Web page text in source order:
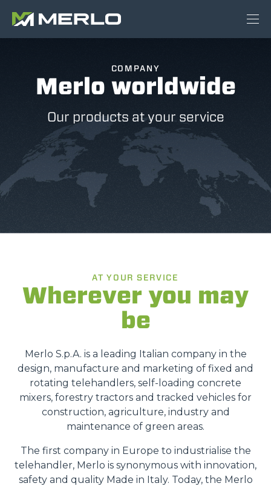
COMPANY
Merlo worldwide
Our products at your service
AT YOUR SERVICE
Wherever you may
be
Merlo S.p.A. is a leading Italian company in the
design, manufacture and marketing of fixed and
rotating telehandlers, self-loading concrete
mixers, forestry tractors and tracked vehicles for
construction, agriculture, industry and
maintenance of green areas.
The first company in Europe to industrialise the
telehandler, Merlo is synonymous with innovation,
safety and quality Made in Italy. Today, the Merlo